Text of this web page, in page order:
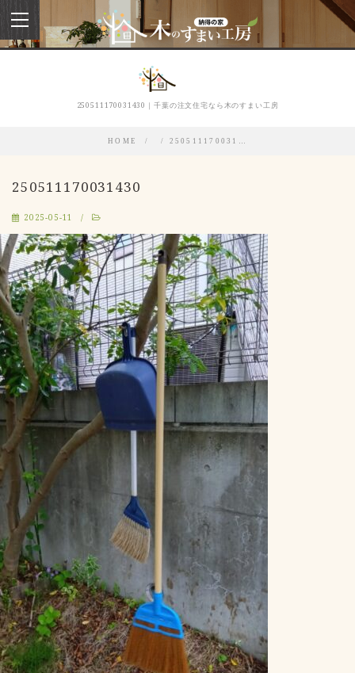
toggle
navigation
250511170031430｜千葉の注文住宅なら木のすまい工房
HOME 250511170031…
250511170031430
2025-05-11